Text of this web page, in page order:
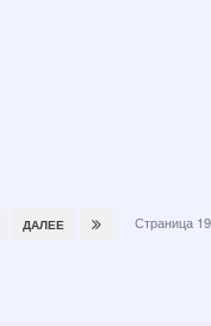
ДАЛЕЕ Страница